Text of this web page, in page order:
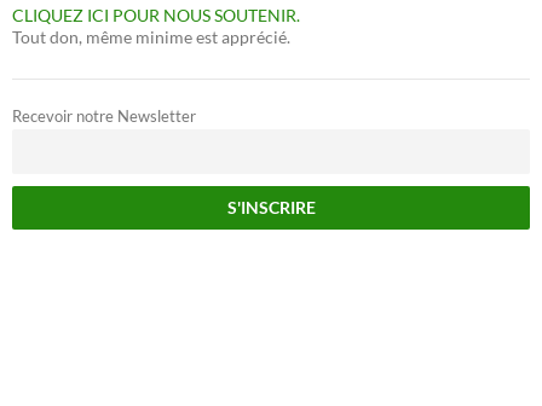
CLIQUEZ ICI POUR NOUS SOUTENIR.
Tout don, même minime est apprécié.
Recevoir notre Newsletter